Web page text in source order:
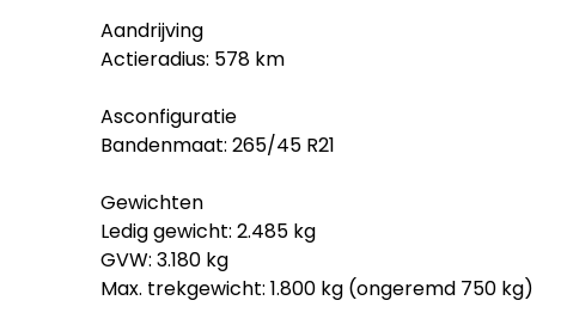
Aandrijving
Actieradius: 578 km
Asconfiguratie
Bandenmaat: 265/45 R21
Gewichten
Ledig gewicht: 2.485 kg
GVW: 3.180 kg
Max. trekgewicht: 1.800 kg (ongeremd 750 kg)